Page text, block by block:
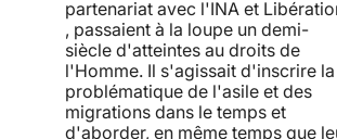
partenariat avec l'INA et
, passaient à la loupe un demi-
siècle d'atteintes au droits de
l'Homme. Il s'agissait d'inscrire la
problématique de l'asile et des
migrations dans le temps et
d'aborder, en même temps que